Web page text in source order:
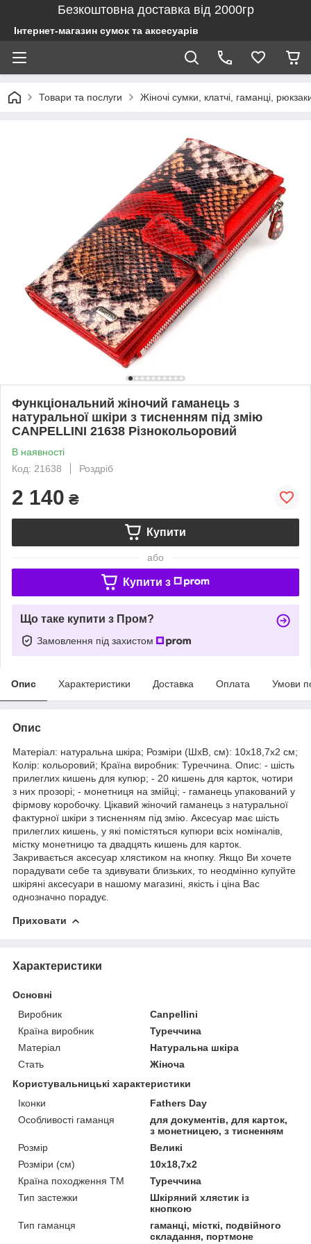
Безкоштовна доставка від 2000гр
Інтернет-магазин сумок та аксесуарів
Товари та послуги Жіночі сумки, клатчі, гаманці,
Функціональний жіночий гаманець з
натуральної шкіри з тисненням під змію
CANPELLINI 21638 Різнокольоровий
В наявності
Код: 21638
Роздріб
2 140 ₴
Купити
або
Купити з
Що таке купити з Пром?
Замовлення під захистом
Опис Характеристики Доставка Оплата Умови
Опис
Матеріал: натуральна шкіра; Розміри (ШхВ, см): 10х18,7х2 см;
Колір: кольоровий; Країна виробник: Туреччина. Опис: - шість
прилеглих кишень для купюр; - 20 кишень для карток, чотири
з них прозорі; - монетниця на змійці; - гаманець упакований у
фірмову коробочку. Цікавий жіночий гаманець з натуральної
фактурної шкіри з тисненням під змію. Аксесуар має шість
прилеглих кишень, у які помістяться купюри всіх номіналів,
містку монетницю та двадцять кишень для карток.
Закривається аксесуар хлястиком на кнопку. Якщо Ви хочете
порадувати себе та здивувати близьких, то неодмінно купуйте
шкіряні аксесуари в нашому магазині, якість і ціна Вас
однозначно порадує.
Приховати
Характеристики
Основні
Виробник
Canpellini
Країна виробник
Туреччина
Матеріал
Натуральна шкіра
Стать
Жіноча
Користувальницькі характеристики
Іконки
Fathers Day
Особливості гаманця
для документів, для карток,
з монетницею, з тисненням
Розмір
Великі
Розміри (см)
10х18,7х2
Країна походження ТМ
Туреччина
Тип застежки
Шкіряний хлястик із
кнопкою
Тип гаманця
гаманці, місткі, подвійного
складання, портмоне